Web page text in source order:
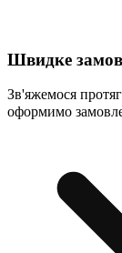
Швидке
Зв'яжемося
оформимо